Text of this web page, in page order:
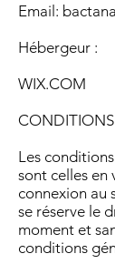
Email:
Hébergeur :
​WIX.COM
CONDITIONS
Les
sont celles en
connexion au
se réserve le
moment et
conditions